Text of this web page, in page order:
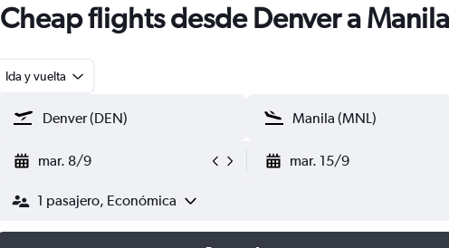
Cheap flights desde Denver a Manila
Ida y vuelta
mar. 8/9 mar. 15/9
1 pasajero, Económica